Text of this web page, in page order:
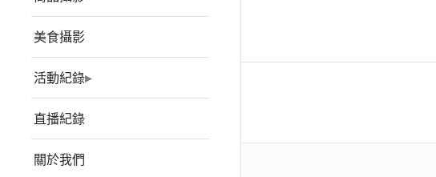
美食攝影
活動紀錄
直播紀錄
關於我們